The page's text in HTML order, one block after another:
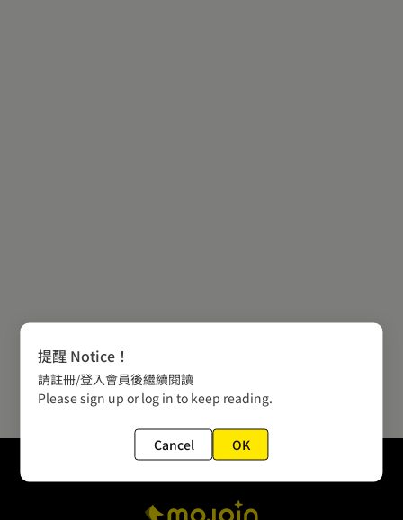
提醒 Notice！
請註冊/登入會員後繼續閱讀
Please sign up or log in to keep reading.
Cancel OK